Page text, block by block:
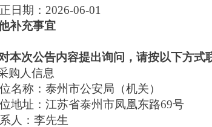
日期： 2026-06-01
补充事宜
本次公告内容提出询问，请按以下方式
购人信息
名称：泰州市公安局（机关）
地址：江苏省泰州市凤凰东路69号
人：李先生